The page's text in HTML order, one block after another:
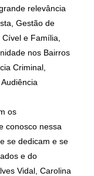
relevância
Gestão de
e Família,
nos Bairros
Criminal,
os
conosco nessa
se dedicam e se
e do
Vidal, Carolina